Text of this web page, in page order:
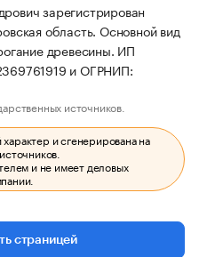
зарегистрирован
область. Основной вид
древесины. ИП
и ОГРНИП:
источников.
и сгенерирована на
и не имеет деловых
страницей